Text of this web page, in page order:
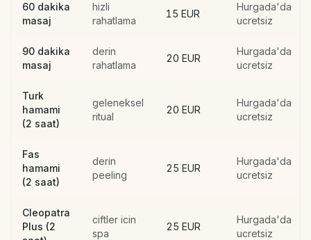
60 dakika
masaj
hizli
rahatlama
15 EUR
Hurgada'da
ucretsiz
90 dakika
masaj
derin
rahatlama
20 EUR
Hurgada'da
ucretsiz
Turk
hamami
(2 saat)
geleneksel
ritual
20 EUR
Hurgada'da
ucretsiz
Fas
hamami
(2 saat)
derin
peeling
25 EUR
Hurgada'da
ucretsiz
Cleopatra
Plus (2
ciftler icin
spa
25 EUR
Hurgada'da
ucretsiz